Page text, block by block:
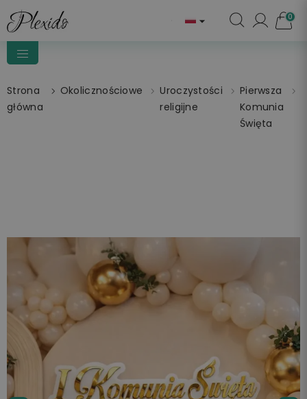
 0
Strona
główna
Okolicznościowe
Uroczystości
religijne
Pierwsza
Komunia
Święta